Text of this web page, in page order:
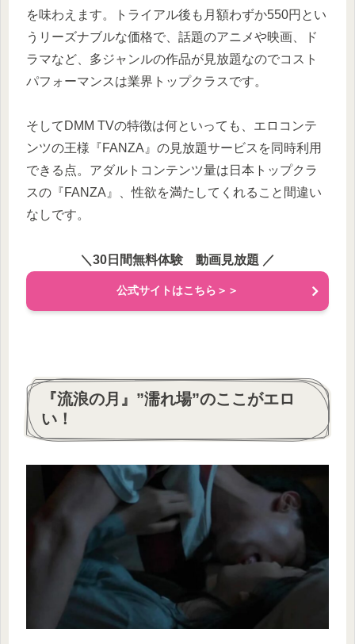
を味わえます。
トライアル後も月額わずか550円とい
うリーズナブルな価格で、話題のアニメや映画、ド
ラマなど、多ジャンルの作品が見放題なのでコスト
パフォーマンスは業界トップクラスです。
そして DMM TVの特徴は何といっても
、エロコンテ
ンツの王様『FANZA』の見放題サービスを同時利用
できる点。アダルトコンテンツ量は日本トップクラ
スの『FANZA』、性欲を満たしてくれること間違い
なしです。
＼30日間無料体験 動画見放題 ／
公式サイトはこちら＞＞
『流浪の月』”濡れ場”のここがエロ
い！